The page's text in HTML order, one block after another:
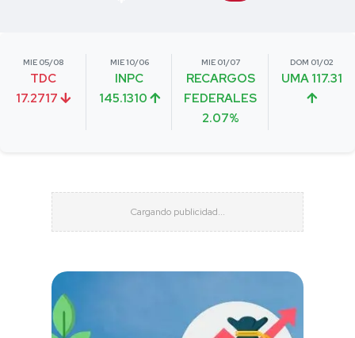
MIE 05/08
TDC
17.2717
MIE 10/06
INPC
145.1310
MIE 01/07
RECARGOS
FEDERALES
2.07%
DOM 01/02
UMA 117.31